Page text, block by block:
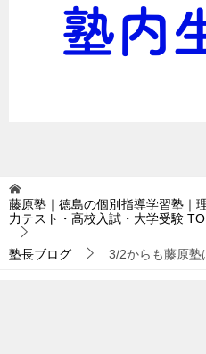
藤原塾｜徳島の個別指導学習塾｜
力テスト・高校入試・大学受験
塾長ブログ 3/2からも藤原塾